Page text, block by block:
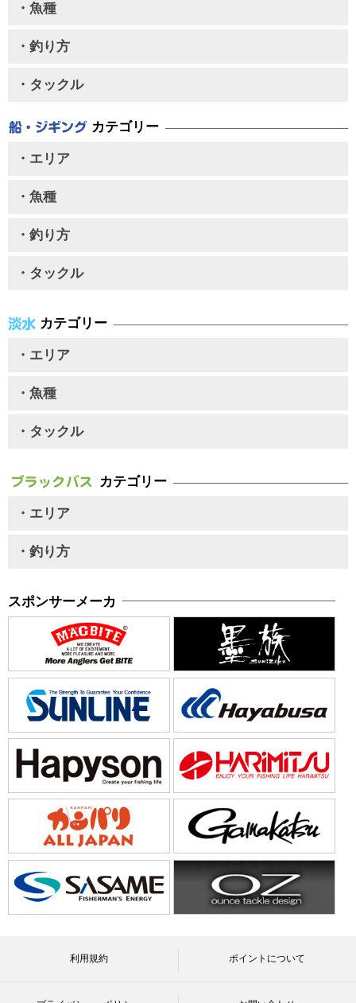
・魚種
・釣り方
・タックル
カテゴリー
・エリア
・魚種
・釣り方
・タックル
カテゴリー
・エリア
・魚種
・タックル
カテゴリー
・エリア
・釣り方
スポンサーメーカ
利用規約 ポイントについて